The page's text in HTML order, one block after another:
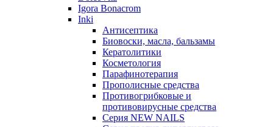
Igora Bonacrom
Inki
Антисептика
Биовоски, масла, бальзамы
Кератолитики
Косметология
Парафинотерапия
Прополисные средства
Противогрибковые и
противовирусные средства
Серия NEW NAILS